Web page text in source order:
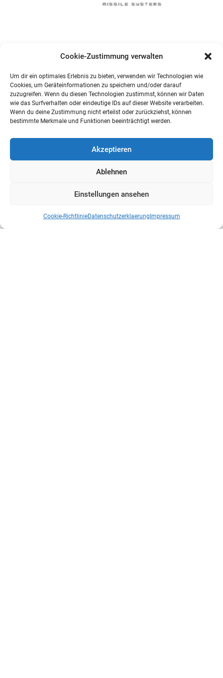
Cookie-Zustimmung verwalten
Um dir ein optimales Erlebnis zu bieten, verwenden wir Technologien wie
Cookies, um Geräteinformationen zu speichern und/oder darauf
zuzugreifen. Wenn du diesen Technologien zustimmst, können wir Daten
wie das Surfverhalten oder eindeutige IDs auf dieser Website verarbeiten.
Wenn du deine Zustimmung nicht erteilst oder zurückziehst, können
bestimmte Merkmale und Funktionen beeinträchtigt werden.
Akzeptieren
Ablehnen
Einstellungen ansehen
Cookie-RichtlinieDatenschutzerklaerung Impressum